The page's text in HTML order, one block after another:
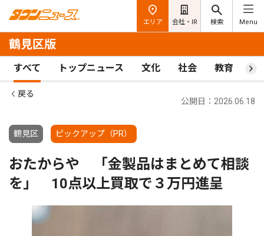
エリア 会社・IR 検索 Menu
鶴見区版
すべて トップニュース 文化 社会 教育 ス
戻る
鶴見区 ピックアップ（PR）
公開日：2026.06.18
おたからや 「金製品はまとめて相談
を」 10点以上買取で３万円進呈